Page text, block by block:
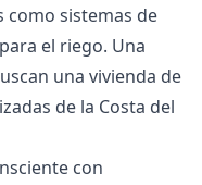
como sistemas de
el riego. Una
una ‌vivienda ‌de
‌de ‌la ‌Costa ‌del
con